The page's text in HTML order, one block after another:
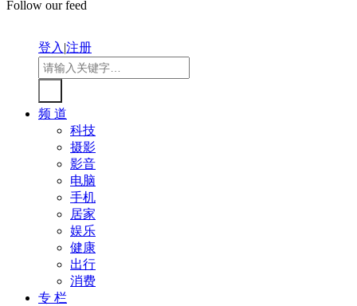
Follow our feed
登入|注册
频 道
科技
摄影
影音
电脑
手机
居家
娱乐
健康
出行
消费
专 栏